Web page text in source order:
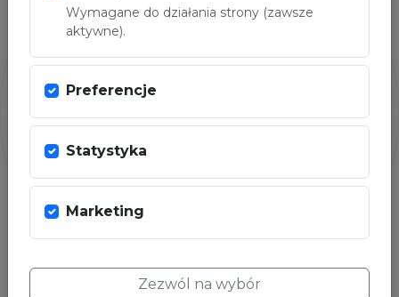
Wymagane do działania strony (zawsze
aktywne).
Preferencje
Statystyka
Marketing
Zezwól na wybór